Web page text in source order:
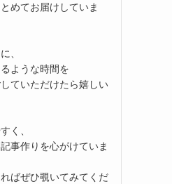
めてお届けしていま
、
ような時間を
ていただけたら嬉しい
く、
事作りを心がけていま
ばぜひ覗いてみてくだ